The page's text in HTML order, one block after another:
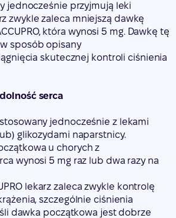
jednocześnie przyjmują leki
zwykle zaleca mniejszą dawkę
która wynosi 5 mg. Dawkę tę
sposób opisany
skutecznej kontroli ciśnienia
serca
stosowany jednocześnie z lekami
glikozydami naparstnicy.
u chorych z
wynosi 5 mg raz lub dwa razy na
lekarz zaleca zwykle kontrolę
szczególnie ciśnienia
dawka początkowa jest dobrze